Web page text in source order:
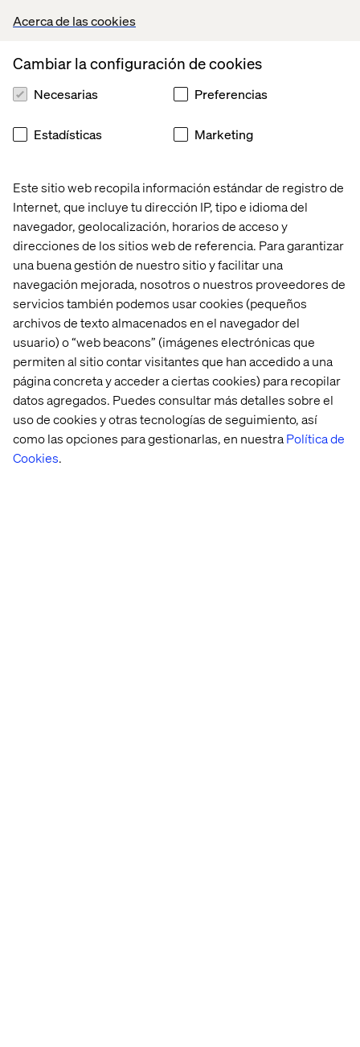
Acerca de las cookies
Este sitio web recopila información estándar de registro de
Internet, que incluye tu dirección IP, tipo e idioma del
navegador, geolocalización, horarios de acceso y
direcciones de los sitios web de referencia. Para garantizar
una buena gestión de nuestro sitio y facilitar una
navegación mejorada, nosotros o nuestros proveedores de
servicios también podemos usar cookies (pequeños
archivos de texto almacenados en el navegador del
usuario) o “web beacons” (imágenes electrónicas que
permiten al sitio contar visitantes que han accedido a una
página concreta y acceder a ciertas cookies) para recopilar
datos agregados. Puedes consultar más detalles sobre el
uso de cookies y otras tecnologías de seguimiento, así
como las opciones para gestionarlas, en nuestraPolítica de
Cookies.
Cambiar la configuración de cookies
Necesarias Preferencias
Estadísticas Marketing
Acerca de los expertos
Saúl Saavedra
Gerente de Producción, MCBrokers